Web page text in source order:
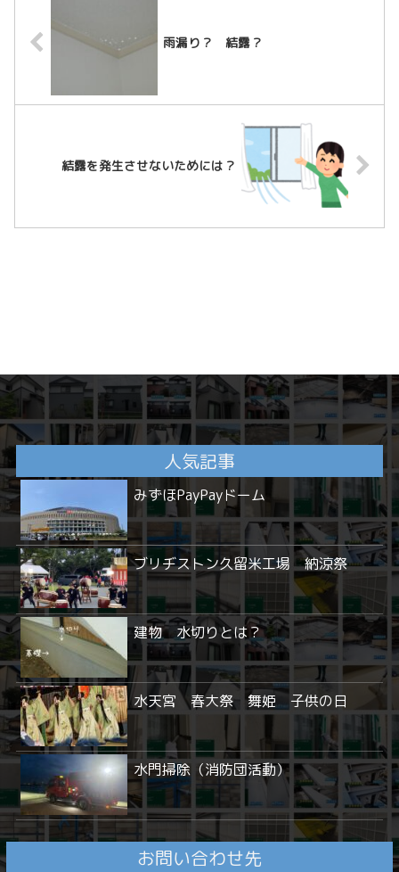
雨漏り？ 結露？
結露を発生させないためには？
人気記事
みずほPayPayドーム
ブリヂストン久留米工場 納涼祭
建物 水切りとは？
水天宮 春大祭 舞姫 子供の日
水門掃除（消防団活動）
お問い合わせ先